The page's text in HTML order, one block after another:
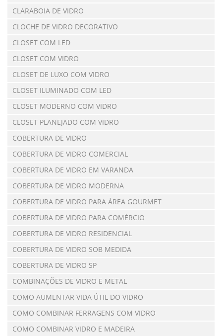
CLARABOIA DE VIDRO
CLOCHE DE VIDRO DECORATIVO
CLOSET COM LED
CLOSET COM VIDRO
CLOSET DE LUXO COM VIDRO
CLOSET ILUMINADO COM LED
CLOSET MODERNO COM VIDRO
CLOSET PLANEJADO COM VIDRO
COBERTURA DE VIDRO
COBERTURA DE VIDRO COMERCIAL
COBERTURA DE VIDRO EM VARANDA
COBERTURA DE VIDRO MODERNA
COBERTURA DE VIDRO PARA ÁREA GOURMET
COBERTURA DE VIDRO PARA COMÉRCIO
COBERTURA DE VIDRO RESIDENCIAL
COBERTURA DE VIDRO SOB MEDIDA
COBERTURA DE VIDRO SP
COMBINAÇÕES DE VIDRO E METAL
COMO AUMENTAR VIDA ÚTIL DO VIDRO
COMO COMBINAR FERRAGENS COM VIDRO
COMO COMBINAR VIDRO E MADEIRA